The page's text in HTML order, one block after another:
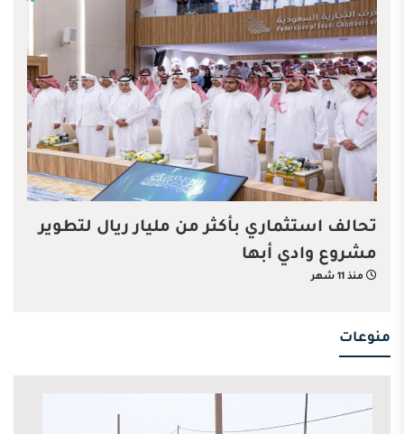
تحالف استثماري بأكثر من مليار ريال لتطوير
مشروع وادي أبها
منذ 11 شهر
منوعات